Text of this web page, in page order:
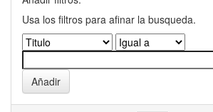
Usa los filtros para afinar la busqueda.